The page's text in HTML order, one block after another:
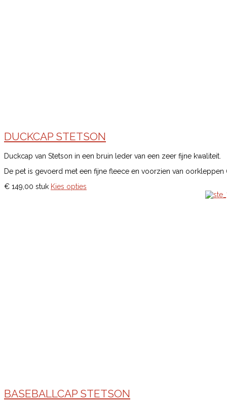
DUCKCAP STETSON
Duckcap van Stetson in een bruin leder van een zeer fijne kwaliteit.
De pet is gevoerd met een fijne fleece en voorzien van oorkleppen
€ 149,00 stuk Kies opties
BASEBALLCAP STETSON